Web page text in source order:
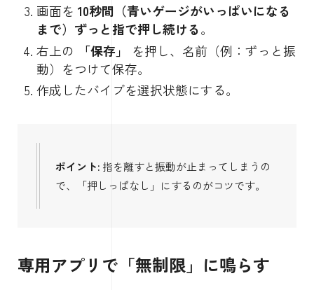
画面を 10秒間（青いゲージがいっぱいになる
まで）ずっと指で押し続ける。
右上の
「保存」
を押し、名前（例：ずっと振
動）をつけて保存。
作成したバイブを選択状態にする。
ポイント:指を離すと振動が止まってしまうの
で、「押しっぱなし」にするのがコツです。
専用アプリで「無制限」に鳴らす